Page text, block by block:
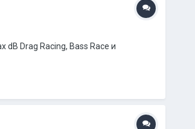
Drag Racing, Bass Race и